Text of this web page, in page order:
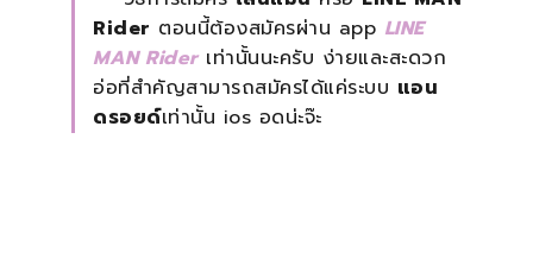
Rider ตอนนี้ต้องสมัครผ่าน app LINE
MAN Riderเท่านั้นนะครับ ง่ายและสะดวก
อ่อที่สำคัญสามารถสมัครได้แค่ระบบ แอน
ดรอยด์เท่านั้น ios อดน่ะจ๊ะ